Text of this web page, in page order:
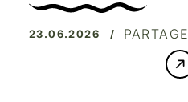
23.06.2026 / PARTAGE